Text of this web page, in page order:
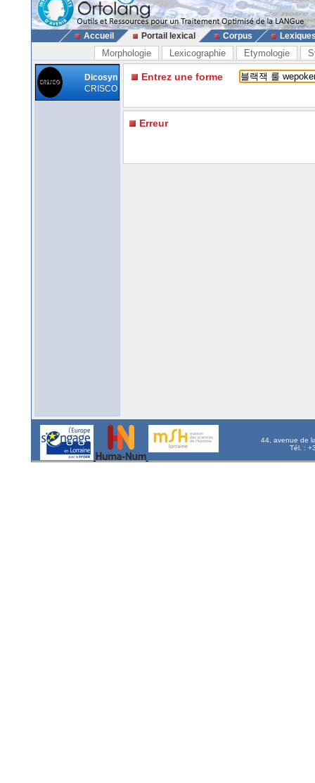
Accueil Portail lexical Corpus
Morphologie Lexicographie Etymologie
Dicosyn
CRISCO
Entrez une forme
Erreur
44, avenue de
Tél. :